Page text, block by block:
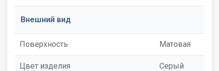
Внешний вид
Поверхность Матовая
Цвет изделия Серый